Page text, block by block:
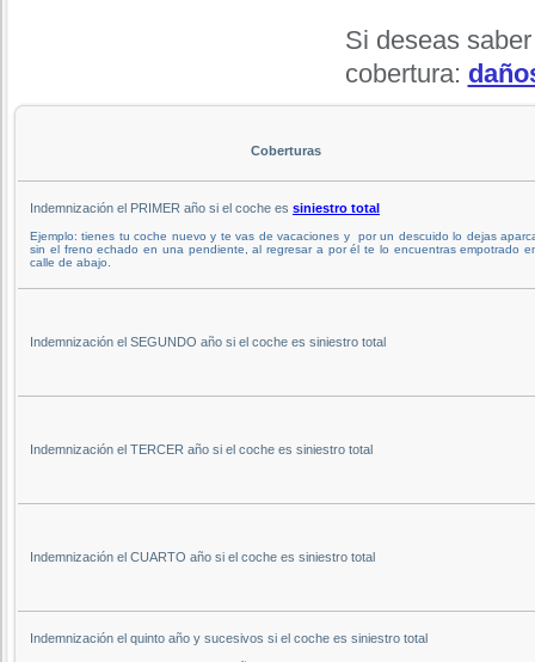
Si deseas
cobertura:
Coberturas
Indemnización el PRIMER año si el coche es siniestro total
Ejemplo: tienes tu coche nuevo y te vas de vacaciones y por un descuido lo dejas
sin el freno echado en una pendiente, al regresar a por él te lo encuentras empotrado
calle de abajo.
Indemnización el SEGUNDO año si el coche es siniestro total
Indemnización el TERCER año si el coche es siniestro total
Indemnización el CUARTO año si el coche es siniestro total
Indemnización el quinto año y sucesivos si el coche es siniestro total